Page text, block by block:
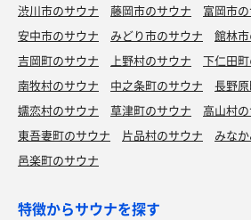
渋川市のサウナ
藤岡市のサウナ
富岡市
安中市のサウナ
みどり市のサウナ
館林
吉岡町のサウナ
上野村のサウナ
下仁田
南牧村のサウナ
中之条町のサウナ
長野
嬬恋村のサウナ
草津町のサウナ
高山村
東吾妻町のサウナ
片品村のサウナ
みな
邑楽町のサウナ
特徴からサウナを探す